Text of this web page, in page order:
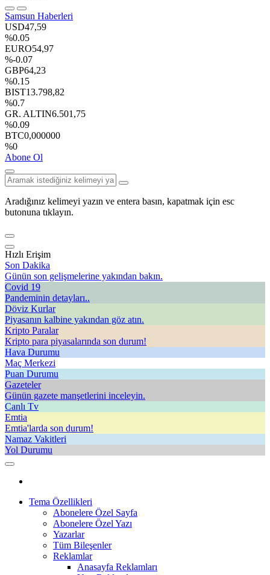
Samsun Haberleri
USD47,59
%0.05
EURO54,97
%-0.07
GBP64,23
%0.15
BIST13.798,82
%0.7
GR. ALTIN6.501,75
%0.09
BTC0,000000
%0
Abone Ol
Aradığınız kelimeyi yazın ve entera basın, kapatmak için esc
butonuna tıklayın.
Hızlı Erişim
Son Dakika
Günün son gelişmelerine yakından bakın.
Covid 19
Pandeminin detayları..
Döviz Kurlar
Piyasanın kalbine yakından göz atın.
Kripto Paralar
Kripto para piyasalarında son durum!
Hava Durumu
Maç Merkezi
Puan Durumu
Gazeteler
Günün gazete manşetlerini inceleyin.
Canlı Tv
Emtia
Emtia'larda son durum!
Namaz Vakitleri
Yol Durumu
Tema Özellikleri
Abonelere Özel Sayfa
Abonelere Özel Yazı
Yazarlar
Tüm Bileşenler
Reklamlar
Anasayfa Reklamları